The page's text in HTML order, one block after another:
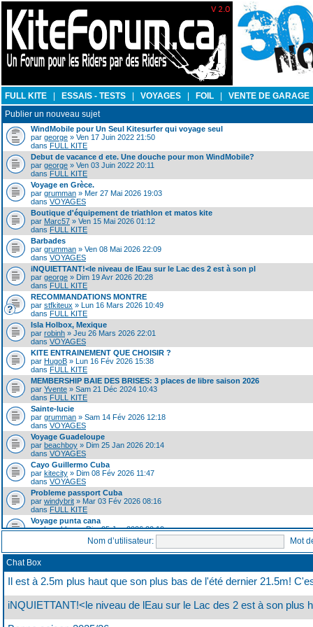
FULL KITE ESSAIS - TESTS VOYAGES FOIL VENTE DE GARAGE
Publier un nouveau sujet
WindMobile pour Un Seul Kitesurfer qui voyage seul
par george » Ven 17 Juin 2022 21:50
dans FULL KITE
Debut de vacance d ete. Une douche pour mon WindMobile?
par george » Ven 03 Juin 2022 20:11
dans FULL KITE
Voyage en Grèce.
par grumman » Mer 27 Mai 2026 19:03
dans VOYAGES
Boutique d'équipement de triathlon et matos kite
par Marc57 » Ven 15 Mai 2026 01:12
dans FULL KITE
Barbades
par grumman » Ven 08 Mai 2026 22:09
dans VOYAGES
iNQUIETTANT!<le niveau de lEau sur le Lac des 2 est à son pl
par george » Dim 19 Avr 2026 20:28
dans FULL KITE
RECOMMANDATIONS MONTRE
par stfkiteux » Lun 16 Mars 2026 10:49
dans FULL KITE
Isla Holbox, Mexique
par robinh » Jeu 26 Mars 2026 22:01
dans VOYAGES
KITE ENTRAINEMENT QUE CHOISIR ?
par HugoB » Lun 16 Fév 2026 15:38
dans FULL KITE
MEMBERSHIP BAIE DES BRISES: 3 places de libre saison 2026
par Yvente » Sam 21 Déc 2024 10:43
dans FULL KITE
Sainte-lucie
par grumman » Sam 14 Fév 2026 12:18
dans VOYAGES
Voyage Guadeloupe
par beachboy » Dim 25 Jan 2026 20:14
dans VOYAGES
Cayo Guillermo Cuba
par kitecity » Dim 08 Fév 2026 11:47
dans VOYAGES
Probleme passport Cuba
par windybrit » Mar 03 Fév 2026 08:16
dans FULL KITE
Voyage punta cana
parbeachboy» Dim 25 Jan 2026 20:19
Cuba Varadero : Blau Las Morlas Varadero Beach
parTaurent» Jeu 04 Déc 2025 12:50
dans
C’est quoi votre progression en wing
parRim021» Sam 11 Oct 2025 14:27
Video: Iles de la Madeleine belles sorties:Lagune et en mer!
dansFULL KITE
Nom d’utilisateur: Mot
Chat Box
Il est à 2.5m plus haut que son plus bas de l'été dernier 21.5m!
iNQUIETTANT!<le niveau de lEau sur le Lac des 2 est à son plus